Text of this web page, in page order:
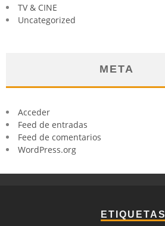
TV & CINE
Uncategorized
META
Acceder
Feed de entradas
Feed de comentarios
WordPress.org
ETIQUETAS